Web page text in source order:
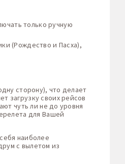
только ручную
(Рождество и Пасха),
сторону), что делает
загрузку своих рейсов
чуть ли не до уровня
для Вашей
наиболее
с вылетом из